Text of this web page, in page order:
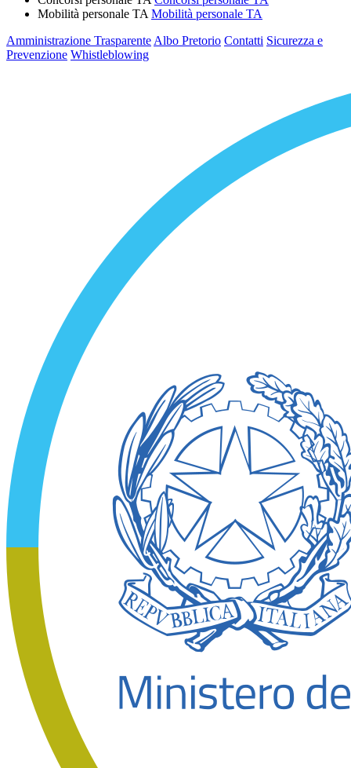
Mobilità personale TA Mobilità personale TA
Amministrazione Trasparente Albo Pretorio Contatti Sicurezza e
Prevenzione Whistleblowing